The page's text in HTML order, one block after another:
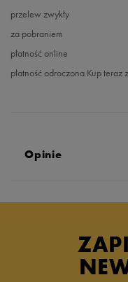
przelew zwykły
za pobraniem
płatność online
płatność odroczona Kup teraz
Opinie